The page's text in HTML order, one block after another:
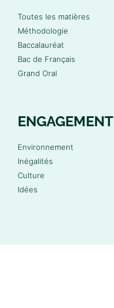
Toutes les matières
Méthodologie
Baccalauréat
Bac de Français
Grand Oral
ENGAGEMENT
Environnement
Inégalités
Culture
Idées